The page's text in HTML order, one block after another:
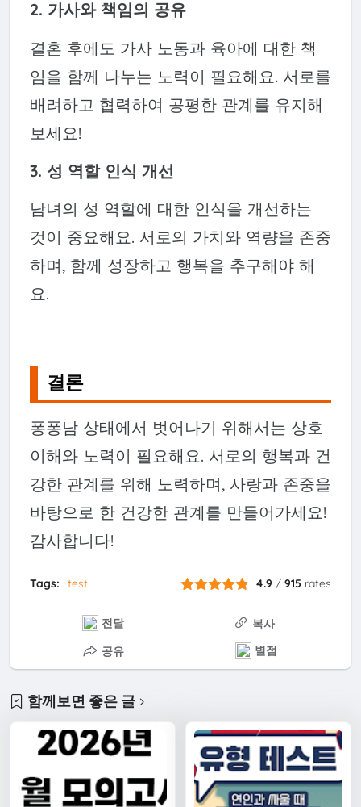
2. 가사와 책임의 공유
결혼 후에도 가사 노동과 육아에 대한 책
임을 함께 나누는 노력이 필요해요. 서로를
배려하고 협력하여 공평한 관계를 유지해
보세요!
3. 성 역할 인식 개선
남녀의 성 역할에 대한 인식을 개선하는
것이 중요해요. 서로의 가치와 역량을 존중
하며, 함께 성장하고 행복을 추구해야 해
요.
결론
퐁퐁남 상태에서 벗어나기 위해서는 상호
이해와 노력이 필요해요. 서로의 행복과 건
강한 관계를 위해 노력하며, 사랑과 존중을
바탕으로 한 건강한 관계를 만들어가세요!
감사합니다!
Tags: test 4.9 /915 rates
전달
복사
공유
별점
함께보면 좋은 글